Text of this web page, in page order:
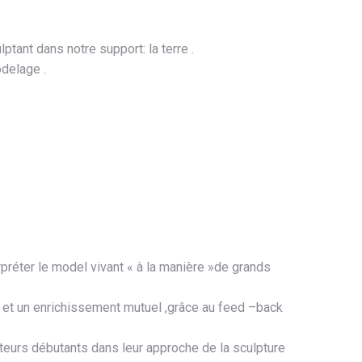
dans notre support: la terre .
.
le model vivant « à la manière »de grands
un enrichissement mutuel ,grâce au feed –back
débutants dans leur approche de la sculpture